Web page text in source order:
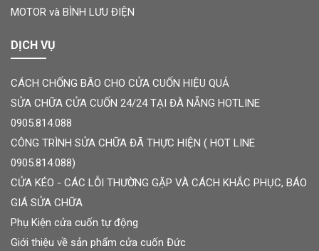
MOTOR và BÌNH LƯU ĐIỆN
DỊCH VỤ
CÁCH CHỐNG BÃO CHO CỬA CUỐN HIỆU QUẢ
SỬA CHỮA CỬA CUỐN 24/24 TẠI ĐÀ NẴNG HOTLINE
0905.814.088
CÔNG TRÌNH SỬA CHỮA ĐÃ THỰC HIỆN ( HOT LINE
0905.814.088)
CỬA KÉO - CÁC LỖI THƯỜNG GẶP VÀ CÁCH KHẮC PHỤC, BÁO
GIÁ SỬA CHỮA
Phụ Kiện cửa cuốn tự động
Giới thiệu về sản phẩm cửa cuốn Đức